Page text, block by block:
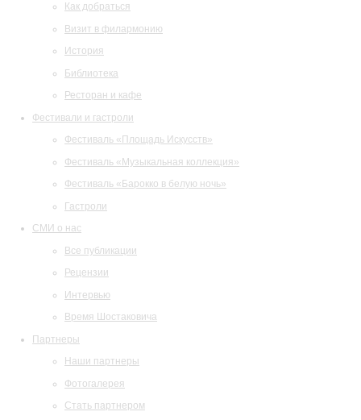
Как добраться
Визит в филармонию
История
Библиотека
Ресторан и кафе
Фестивали и гастроли
Фестиваль «Площадь Искусств»
Фестиваль «Музыкальная коллекция»
Фестиваль «Барокко в белую ночь»
Гастроли
СМИ о нас
Все публикации
Рецензии
Интервью
Время Шостаковича
Партнеры
Наши партнеры
Фотогалерея
Стать партнером